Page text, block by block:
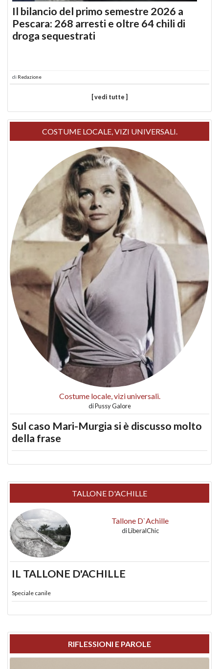
Il bilancio del primo semestre 2026 a
Pescara: 268 arresti e oltre 64 chili di
droga sequestrati
di Redazione
[ vedi tutte ]
COSTUME LOCALE, VIZI UNIVERSALI.
Costume locale, vizi universali.
diPussy Galore
Sul caso Mari-Murgia si è discusso molto
della frase
TALLONE D'ACHILLE
Tallone D`Achille
diLiberalChic
IL TALLONE D'ACHILLE
Speciale canile
RIFLESSIONI E PAROLE